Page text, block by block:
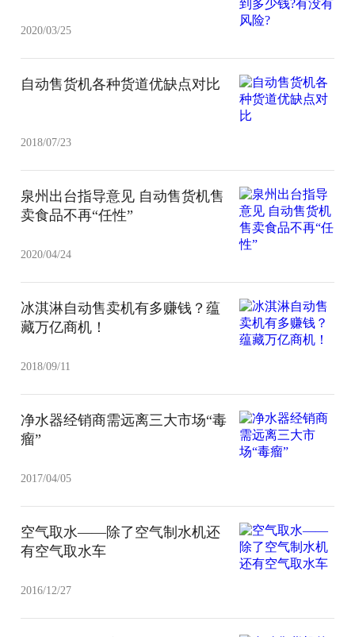
2020/03/25
自动售货机各种货道优缺点对比
2018/07/23
泉州出台指导意见 自动售货机售
卖食品不再“任性”
2020/04/24
冰淇淋自动售卖机有多赚钱？蕴
藏万亿商机！
2018/09/11
净水器经销商需远离三大市场“毒
瘤”
2017/04/05
空气取水——除了空气制水机还
有空气取水车
2016/12/27